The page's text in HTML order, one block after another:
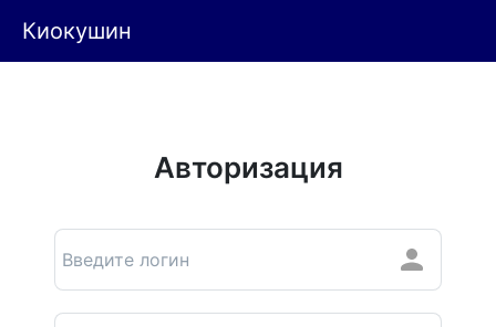
Киокушин
Авторизация